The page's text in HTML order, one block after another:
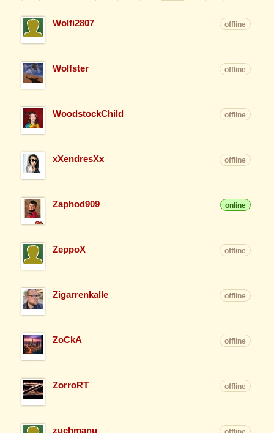
Wolfi2807 offline
Wolfster offline
WoodstockChild offline
xXendresXx offline
Zaphod909 online
ZeppoX offline
Zigarrenkalle offline
ZoCkA offline
ZorroRT offline
zuchmanu